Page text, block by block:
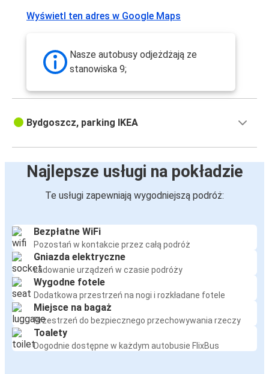
Wyświetl ten adres w Google Maps
Nasze autobusy odjeżdżają ze
stanowiska 9;
Bydgoszcz, parking IKEA
Najlepsze usługi na pokładzie
Te usługi zapewniają wygodniejszą podróż:
Bezpłatne WiFi
Pozostań w kontakcie przez całą podróż
Gniazda elektryczne
Ładowanie urządzeń w czasie podróży
Wygodne fotele
Dodatkowa przestrzeń na nogi i rozkładane fotele
Miejsce na bagaż
Przestrzeń do bezpiecznego przechowywania rzeczy
Toalety
Dogodnie dostępne w każdym autobusie FlixBus